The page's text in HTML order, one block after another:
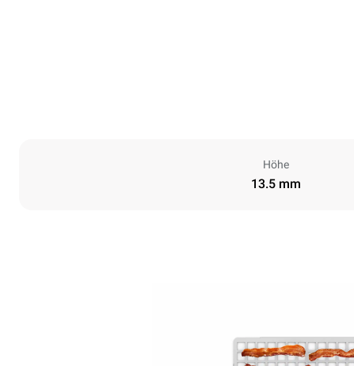
Höhe
13.5 mm